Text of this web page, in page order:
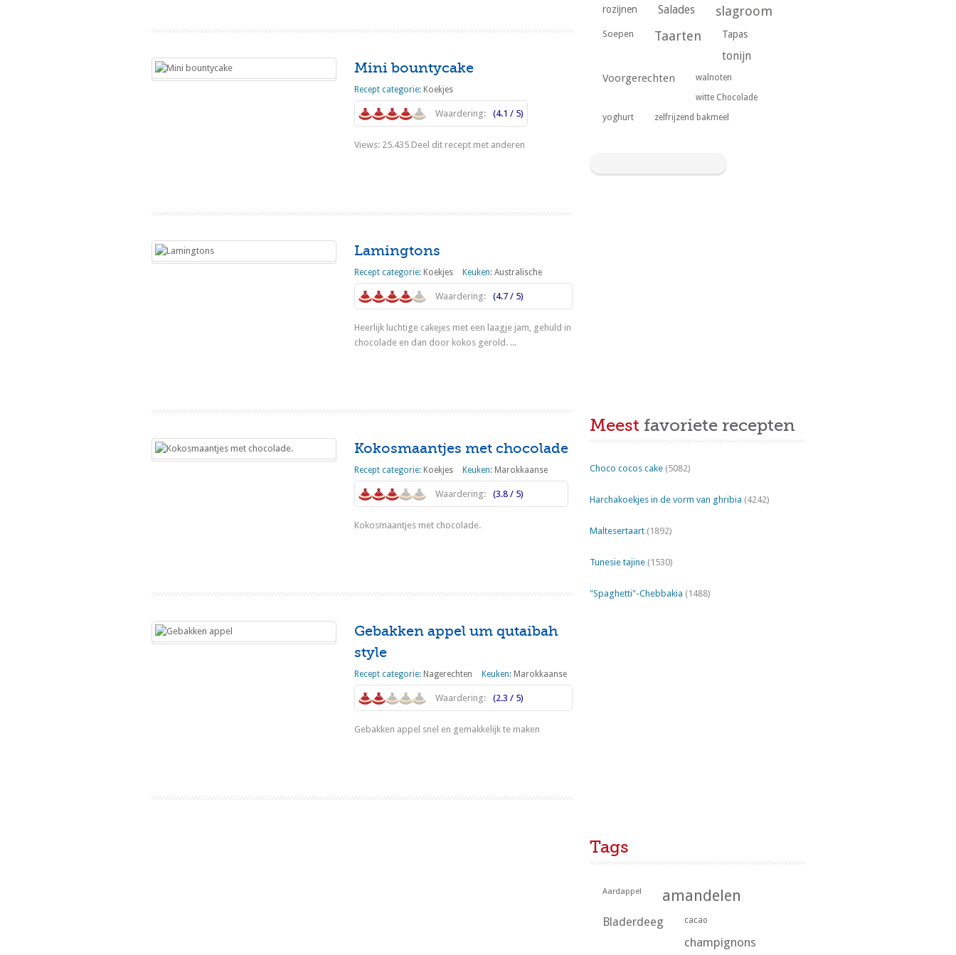
Mini bountycake
Recept categorie: Koekjes
Waardering: (4.1 / 5)
Views: 25.435 Deel dit recept met anderen
Lamingtons
Recept categorie: Koekjes Keuken: Australische
Waardering: (4.7 / 5)
Heerlijk luchtige cakejes met een laagje jam, gehuld in
chocolade en dan door kokos gerold. ...
Kokosmaantjes met chocolade
Recept categorie: Koekjes Keuken: Marokkaanse
Waardering: (3.8 / 5)
Kokosmaantjes met chocolade.
Gebakken appel um qutaibah
style
Recept categorie: Nagerechten Keuken: Marokkaanse
Waardering: (2.3 / 5)
Gebakken appel snel en gemakkelijk te maken
rozijnen Salades slagroom
Soepen Taarten Tapas
tonijn
Voorgerechten
walnoten
witte Chocolade
yoghurt zelfrijzend bakmeel
Meest favoriete recepten
Choco cocos cake (5082)
Harchakoekjes in de vorm van ghribia (4242)
Maltesertaart (1892)
Tunesie tajine (1530)
"Spaghetti"-Chebbakia (1488)
Tags
Aardappel amandelen
Bladerdeeg cacao
champignons